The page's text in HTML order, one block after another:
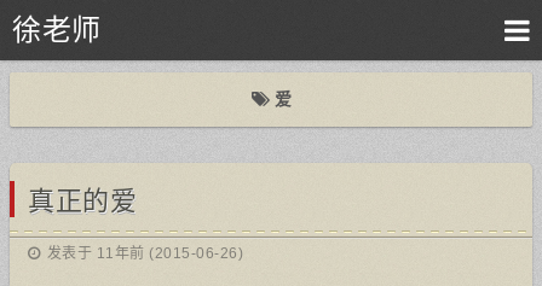
徐老师
爱
真正的爱
发表于 11年前 (2015-06-26)